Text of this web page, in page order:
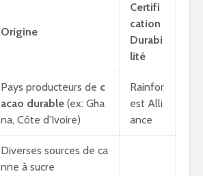
Origine
Certifi
cation
Durabi
lité
Pays producteurs de c
acao durable (ex: Gha
na, Côte d’Ivoire)
Rainfor
est Alli
ance
Diverses sources de ca
nne à sucre